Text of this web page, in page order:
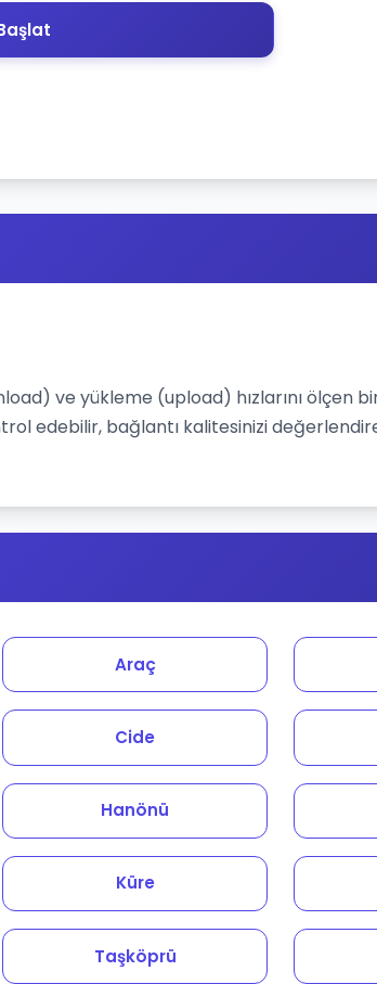
ve yükleme (upload) hızlarını ölçen
edebilir, bağlantı kalitesinizi
Araç
Cide
Hanönü
Küre
Taşköprü